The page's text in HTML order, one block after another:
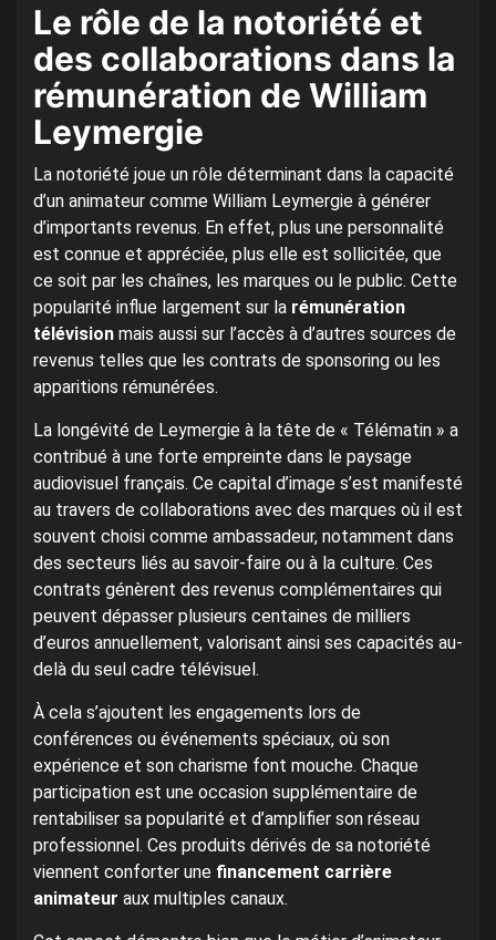
Le rôle de la notoriété et
des collaborations dans la
rémunération de William
Leymergie
La notoriété joue un rôle déterminant dans la capacité
d’un animateur comme William Leymergie à générer
d’importants revenus. En effet, plus une personnalité
est connue et appréciée, plus elle est sollicitée, que
ce soit par les chaînes, les marques ou le public. Cette
popularité influe largement sur la rémunération
télévision mais aussi sur l’accès à d’autres sources de
revenus telles que les contrats de sponsoring ou les
apparitions rémunérées.
La longévité de Leymergie à la tête de « Télématin » a
contribué à une forte empreinte dans le paysage
audiovisuel français. Ce capital d’image s’est manifesté
au travers de collaborations avec des marques où il est
souvent choisi comme ambassadeur, notamment dans
des secteurs liés au savoir-faire ou à la culture. Ces
contrats génèrent des revenus complémentaires qui
peuvent dépasser plusieurs centaines de milliers
d’euros annuellement, valorisant ainsi ses capacités au-
delà du seul cadre télévisuel.
À cela s’ajoutent les engagements lors de
conférences ou événements spéciaux, où son
expérience et son charisme font mouche. Chaque
participation est une occasion supplémentaire de
rentabiliser sa popularité et d’amplifier son réseau
professionnel. Ces produits dérivés de sa notoriété
viennent conforter une financement carrière
animateur aux multiples canaux.